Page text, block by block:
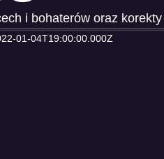
i bohaterów oraz
01-04T19:00:00.000Z